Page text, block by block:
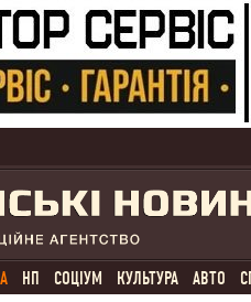
НП СОЦІУМ КУЛЬТУРА АВТО